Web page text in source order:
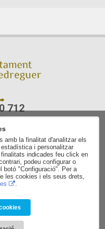
712
7
amb la finalitat d'analitzar els
i personalitzar
indicades feu click en
podeu configurar o
botó "Configuració". Per a
les cookies i els seus drets,
.